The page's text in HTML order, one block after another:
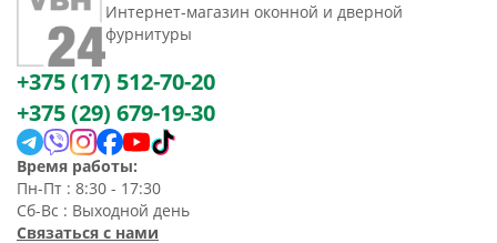
Интернет-магазин оконной и дверной
фурнитуры
+375 (17) 512-70-20
+375 (29) 679-19-30
Время работы:
Пн-Пт : 8:30 - 17:30
Сб-Вс : Выходной день
Связаться с нами